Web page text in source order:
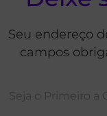
Seu endereço
campos